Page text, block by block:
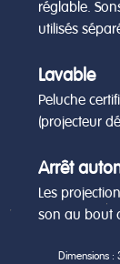
réglable.
utilisés
Lavable
Peluche
(projecteur
Arrêt
Les
son au bout
Dimensions :